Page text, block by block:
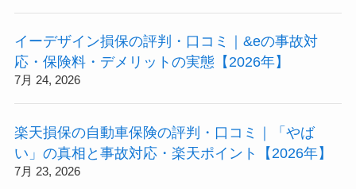
イーデザイン損保の評判・口コミ｜&eの事故対
応・保険料・デメリットの実態【2026年】
7月 24, 2026
楽天損保の自動車保険の評判・口コミ｜「やば
い」の真相と事故対応・楽天ポイント【2026年】
7月 23, 2026